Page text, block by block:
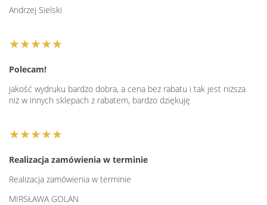
Andrzej Sielski
★★★★★
Polecam!
jakość wydruku bardzo dobra, a cena bez rabatu i tak jest niższa
niż w innych sklepach z rabatem, bardzo dziękuję
★★★★★
Realizacja zamówienia w terminie
Realizacja zamówienia w terminie
MIRSŁAWA GOLAN